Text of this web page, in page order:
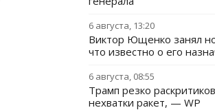
6 августа, 13:20
Виктор Ющенко занял
что известно о его
6 августа, 08:55
Трамп резко
нехватки ракет, — WP